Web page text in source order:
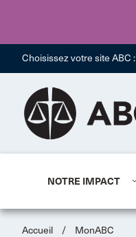
Choisissez votre site ABC :
NOTRE IMPACT
Accueil / MonABC